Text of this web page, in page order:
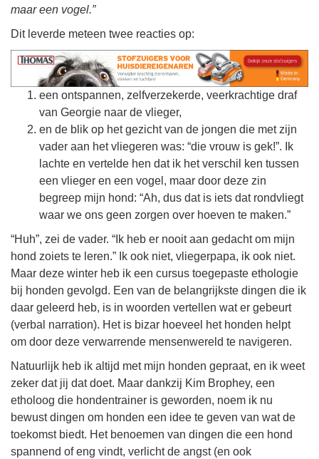
maar een vogel.”
Dit leverde meteen twee reacties op:
een ontspannen, zelfverzekerde, veerkrachtige draf
van Georgie naar de vlieger,
en de blik op het gezicht van de jongen die met zijn
vader aan het vliegeren was: “die vrouw is gek!”. Ik
lachte en vertelde hen dat ik het verschil ken tussen
een vlieger en een vogel, maar door deze zin
begreep mijn hond: “Ah, dus dat is iets dat rondvliegt
waar we ons geen zorgen over hoeven te maken.”
“Huh”, zei de vader. “Ik heb er nooit aan gedacht om mijn
hond zoiets te leren.” Ik ook niet, vliegerpapa, ik ook niet.
Maar deze winter heb ik een cursus toegepaste ethologie
bij honden gevolgd. Een van de belangrijkste dingen die ik
daar geleerd heb, is in woorden vertellen wat er gebeurt
(verbal narration). Het is bizar hoeveel het honden helpt
om door deze verwarrende mensenwereld te navigeren.
Natuurlijk heb ik altijd met mijn honden gepraat, en ik weet
zeker dat jij dat doet. Maar dankzij Kim Brophey, een
etholoog die hondentrainer is geworden, noem ik nu
bewust dingen om honden een idee te geven van wat de
toekomst biedt. Het benoemen van dingen die een hond
spannend of eng vindt, verlicht de angst (en ook